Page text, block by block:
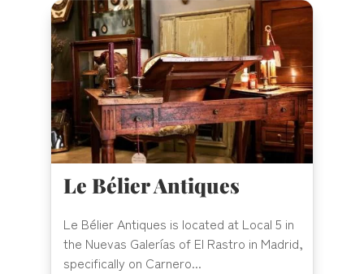
Le Bélier Antiques
Le Bélier Antiques is located at Local 5 in
the Nuevas Galerías of El Rastro in Madrid,
specifically on Carnero...